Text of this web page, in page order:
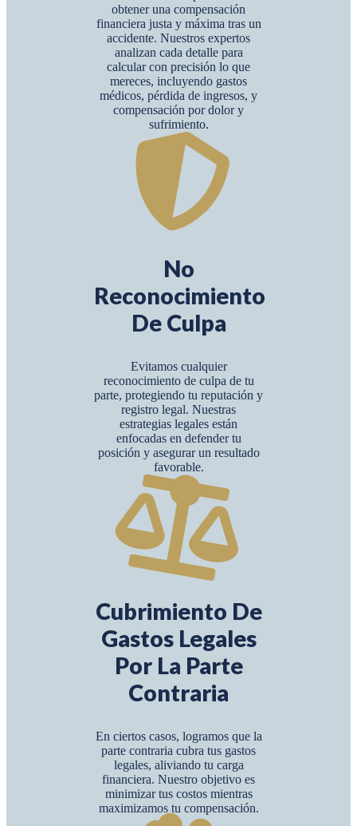
obtener una compensación
financiera justa y máxima tras un
accidente. Nuestros expertos
analizan cada detalle para
calcular con precisión lo que
mereces, incluyendo gastos
médicos, pérdida de ingresos, y
compensación por dolor y
sufrimiento.
No
Reconocimiento
De Culpa
Evitamos cualquier
reconocimiento de culpa de tu
parte, protegiendo tu reputación y
registro legal. Nuestras
estrategias legales están
enfocadas en defender tu
posición y asegurar un resultado
favorable.
Cubrimiento De
Gastos Legales
Por La Parte
Contraria
En ciertos casos, logramos que la
parte contraria cubra tus gastos
legales, aliviando tu carga
financiera. Nuestro objetivo es
minimizar tus costos mientras
maximizamos tu compensación.